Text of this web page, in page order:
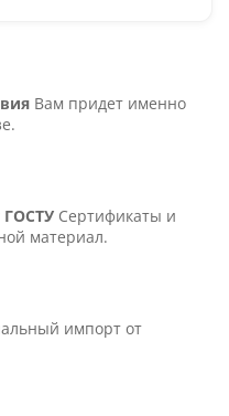
Вам придет именно
ГОСТУ Сертификаты и
материал.
импорт от